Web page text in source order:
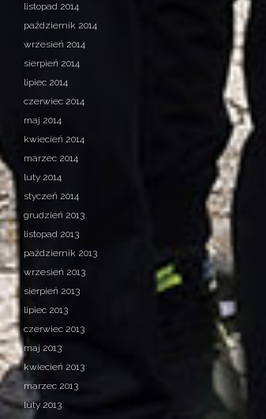
listopad 2014
październik 2014
wrzesień 2014
sierpień 2014
lipiec 2014
czerwiec 2014
maj 2014
kwiecień 2014
marzec 2014
luty 2014
styczeń 2014
grudzień 2013
listopad 2013
październik 2013
wrzesień 2013
sierpień 2013
lipiec 2013
czerwiec 2013
maj 2013
kwiecień 2013
marzec 2013
luty 2013